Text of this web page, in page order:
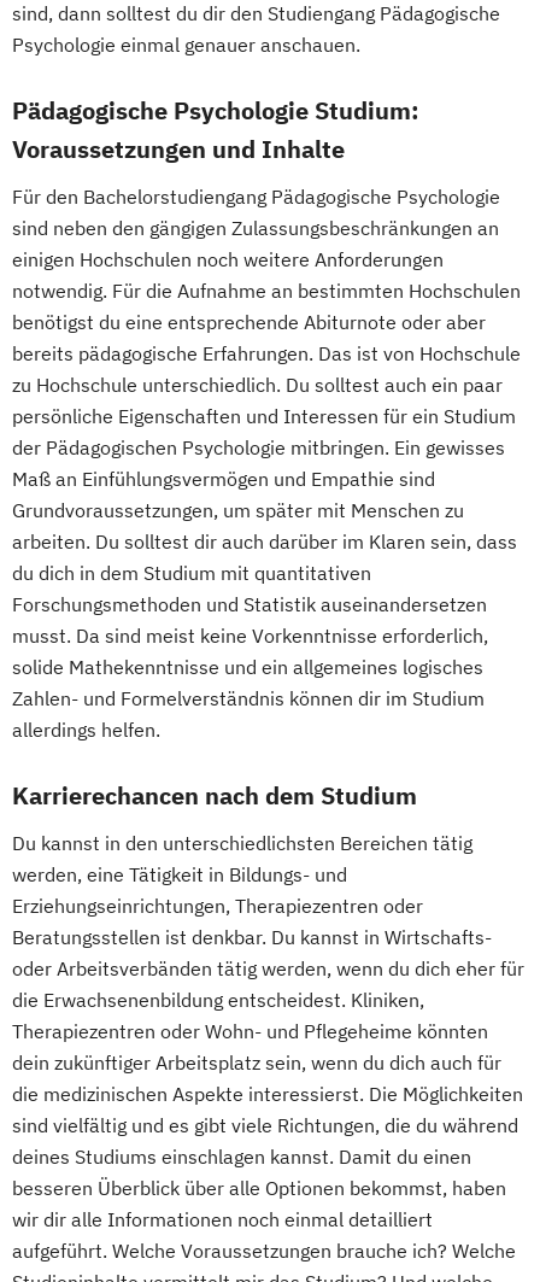
sind, dann solltest du dir den Studiengang Pädagogische
Psychologie einmal genauer anschauen.
Pädagogische Psychologie Studium:
Voraussetzungen und Inhalte
Für den Bachelorstudiengang Pädagogische Psychologie
sind neben den gängigen Zulassungsbeschränkungen an
einigen Hochschulen noch weitere Anforderungen
notwendig. Für die Aufnahme an bestimmten Hochschulen
benötigst du eine entsprechende Abiturnote oder aber
bereits pädagogische Erfahrungen. Das ist von Hochschule
zu Hochschule unterschiedlich. Du solltest auch ein paar
persönliche Eigenschaften und Interessen für ein Studium
der Pädagogischen Psychologie mitbringen. Ein gewisses
Maß an Einfühlungsvermögen und Empathie sind
Grundvoraussetzungen, um später mit Menschen zu
arbeiten. Du solltest dir auch darüber im Klaren sein, dass
du dich in dem Studium mit quantitativen
Forschungsmethoden und Statistik auseinandersetzen
musst. Da sind meist keine Vorkenntnisse erforderlich,
solide Mathekenntnisse und ein allgemeines logisches
Zahlen- und Formelverständnis können dir im Studium
allerdings helfen.
Karrierechancen nach dem Studium
Du kannst in den unterschiedlichsten Bereichen tätig
werden, eine Tätigkeit in Bildungs- und
Erziehungseinrichtungen, Therapiezentren oder
Beratungsstellen ist denkbar. Du kannst in Wirtschafts-
oder Arbeitsverbänden tätig werden, wenn du dich eher für
die Erwachsenenbildung entscheidest. Kliniken,
Therapiezentren oder Wohn- und Pflegeheime könnten
dein zukünftiger Arbeitsplatz sein, wenn du dich auch für
die medizinischen Aspekte interessierst. Die Möglichkeiten
sind vielfältig und es gibt viele Richtungen, die du während
deines Studiums einschlagen kannst. Damit du einen
besseren Überblick über alle Optionen bekommst, haben
wir dir alle Informationen noch einmal detailliert
aufgeführt. Welche Voraussetzungen brauche ich? Welche